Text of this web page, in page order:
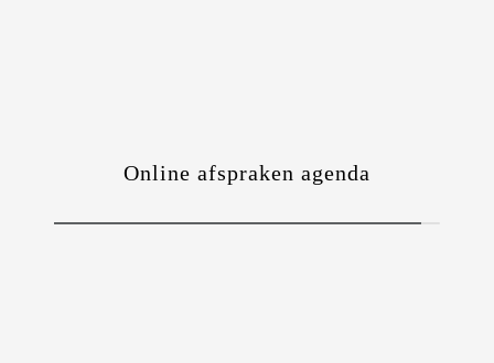
Online afspraken agenda